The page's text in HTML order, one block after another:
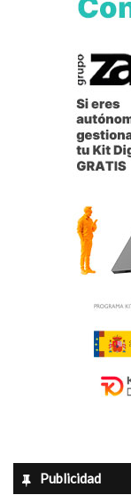
Publicidad